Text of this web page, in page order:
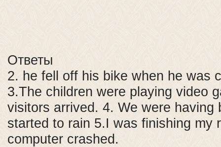
Ответы
2. he fell off his bike when he was
3.The children were playing video
visitors arrived. 4. We were having
started to rain 5.I was finishing my
computer crashed.